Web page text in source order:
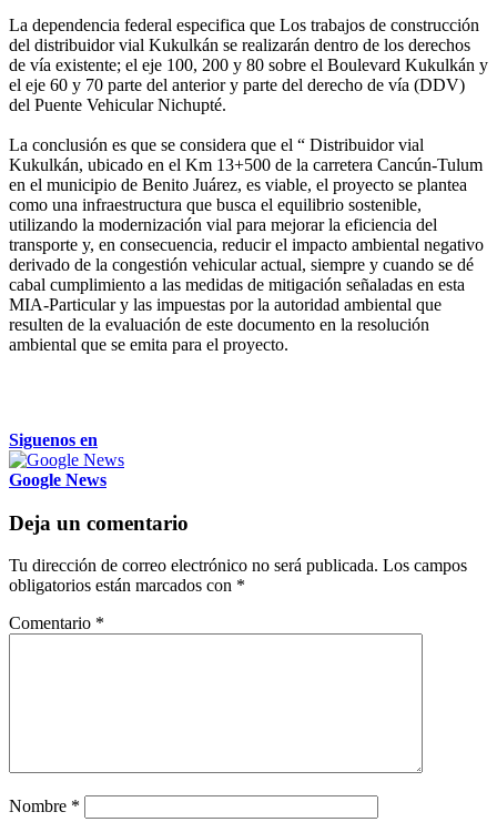
La dependencia federal especifica que Los trabajos de construcción
del distribuidor vial Kukulkán se realizarán dentro de los derechos
de vía existente; el eje 100, 200 y 80 sobre el Boulevard Kukulkán y
el eje 60 y 70 parte del anterior y parte del derecho de vía (DDV)
del Puente Vehicular Nichupté.
La conclusión es que se considera que el “ Distribuidor vial
Kukulkán, ubicado en el Km 13+500 de la carretera Cancún-Tulum
en el municipio de Benito Juárez, es viable, el proyecto se plantea
como una infraestructura que busca el equilibrio sostenible,
utilizando la modernización vial para mejorar la eficiencia del
transporte y, en consecuencia, reducir el impacto ambiental negativo
derivado de la congestión vehicular actual, siempre y cuando se dé
cabal cumplimiento a las medidas de mitigación señaladas en esta
MIA-Particular y las impuestas por la autoridad ambiental que
resulten de la evaluación de este documento en la resolución
ambiental que se emita para el proyecto.
Siguenos en
Google News
Deja un comentario
Tu dirección de correo electrónico no será publicada. Los campos
obligatorios están marcados con *
Comentario *
Nombre *